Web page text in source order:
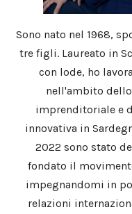
Sono nato nel 1968,
tre figli. Laureato in
con lode, ho
nell'ambito
imprenditoriale e
innovativa in
2022 sono stato
fondato il
impegnandomi in
relazioni